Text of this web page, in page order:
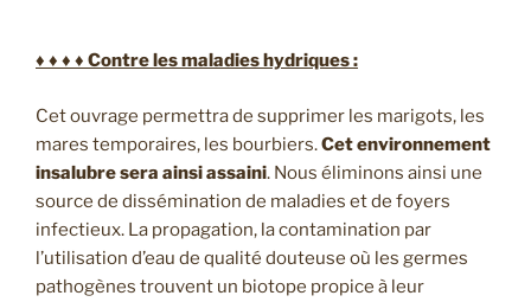
♦ ♦ ♦ ♦ Contre les maladies hydriques :
Cet ouvrage permettra de supprimer les marigots, les
mares temporaires, les bourbiers.Cet environnement
insalubre sera ainsi assaini. Nous éliminons ainsi une
source de dissémination de maladies et de foyers
infectieux. La propagation, la contamination par
l’utilisation d’eau de qualité douteuse où les germes
pathogènes trouvent un biotope propice à leur